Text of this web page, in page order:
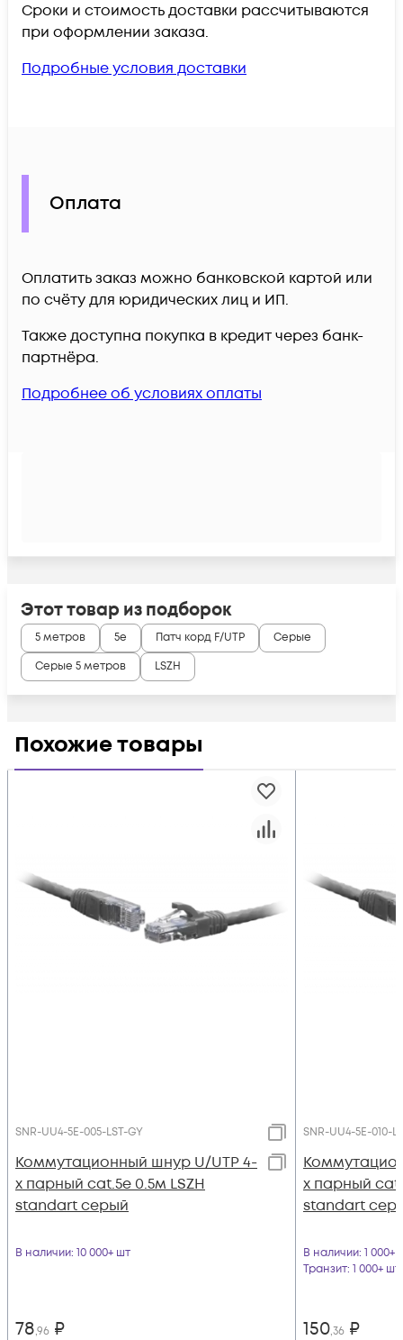
Сроки и стоимость доставки рассчитываются
при оформлении заказа.
Подробные условия доставки
Оплата
Оплатить заказ можно банковской картой или
по счёту для юридических лиц и ИП.
Также доступна покупка в кредит через банк-
партнёра.
Подробнее об условиях оплаты
Этот товар из подборок
5 метров 5e Патч корд F/UTP
Серые
Серые 5 метров
LSZH
Похожие товары
SNR-UU4-5E-005-LST-GY
Коммутационный шнур U/UTP 4-
х парный cat.5e 0.5м LSZH
standart серый
В наличии: 10 000+ шт
78,96 ₽
SNR-UU4-5E-010-
х парный
standart
В наличии: 1 000+
Транзит: 1 000+ шт
150,36 ₽